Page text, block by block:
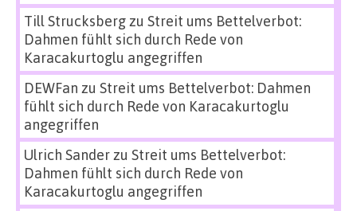
Till Strucksbergzu Streit ums Bettelverbot:
Dahmen fühlt sich durch Rede von
Karacakurtoglu angegriffen
DEWFan zu Streit ums Bettelverbot: Dahmen
fühlt sich durch Rede von Karacakurtoglu
angegriffen
Ulrich Sanderzu Streit ums Bettelverbot:
Dahmen fühlt sich durch Rede von
Karacakurtoglu angegriffen